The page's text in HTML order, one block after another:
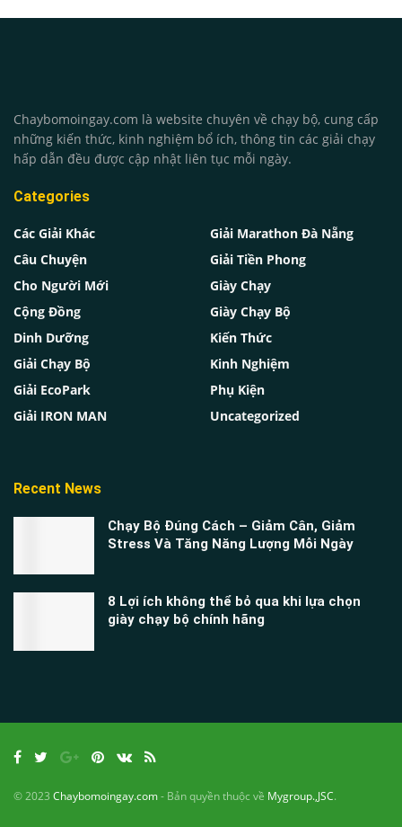
Chaybomoingay.com là website chuyên về chạy bộ, cung cấp
những kiến thức, kinh nghiệm bổ ích, thông tin các giải chạy
hấp dẫn đều được cập nhật liên tục mỗi ngày.
Categories
Các Giải Khác
Câu Chuyện
Cho Người Mới
Cộng Đồng
Dinh Dưỡng
Giải Chạy Bộ
Giải EcoPark
Giải IRON MAN
Giải Marathon Đà Nẵng
Giải Tiền Phong
Giày Chạy
Giày Chạy Bộ
Kiến Thức
Kinh Nghiệm
Phụ Kiện
Uncategorized
Recent News
Chạy Bộ Đúng Cách – Giảm Cân, Giảm
Stress Và Tăng Năng Lượng Mỗi Ngày
8 Lợi ích không thể bỏ qua khi lựa chọn
giày chạy bộ chính hãng
© 2023 Chaybomoingay.com- Bản quyền thuộc về Mygroup.,JSC.